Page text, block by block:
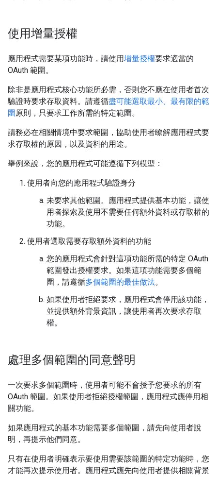
使用增量授權
應用程式需要某項功能時，請使用增量授權要求適當的
OAuth 範圍。
除非是應用程式核心功能所必需，否則您不應在使用者首次
驗證時要求存取資料。請遵循盡可能選取最小、最有限的範
圍原則，只要求工作所需的特定範圍。
請務必在相關情境中要求範圍，協助使用者瞭解應用程式要
求存取權的原因，以及資料的用途。
舉例來說，您的應用程式可能遵循下列模型：
使用者向您的應用程式驗證身分
未要求其他範圍。應用程式提供基本功能，讓使
用者探索及使用不需要任何額外資料或存取權的
功能。
使用者選取需要存取額外資料的功能
您的應用程式會針對這項功能所需的特定 OAuth
範圍發出授權要求。如果這項功能需要多個範
圍，請遵循多個範圍的最佳做法。
如果使用者拒絕要求，應用程式會停用該功能，
並提供額外背景資訊，讓使用者再次要求存取
權。
處理多個範圍的同意聲明
一次要求多個範圍時，使用者可能不會授予您要求的所有
OAuth 範圍。如果使用者拒絕授權範圍，應用程式應停用相
關功能。
如果應用程式的基本功能需要多個範圍，請先向使用者說
明，再提示他們同意。
只有在使用者明確表示要使用需要該範圍的特定功能時，您
才能再次提示使用者。應用程式應先向使用者提供相關背景